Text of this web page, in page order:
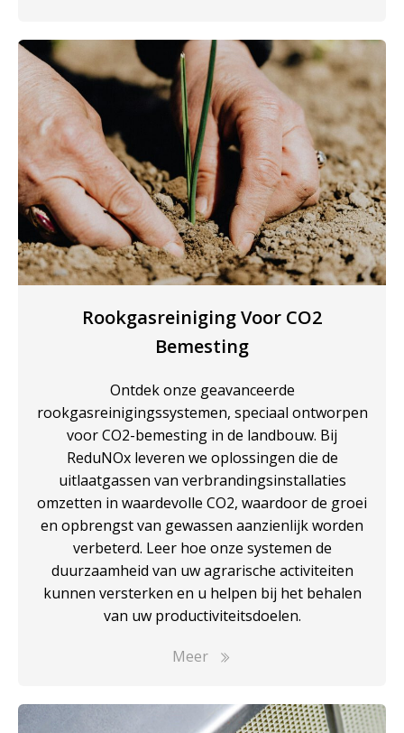
Rookgasreiniging Voor CO2
Bemesting
Ontdek onze geavanceerde
rookgasreinigingssystemen, speciaal ontworpen
voor CO2-bemesting in de landbouw. Bij
ReduNOx leveren we oplossingen die de
uitlaatgassen van verbrandingsinstallaties
omzetten in waardevolle CO2, waardoor de groei
en opbrengst van gewassen aanzienlijk worden
verbeterd. Leer hoe onze systemen de
duurzaamheid van uw agrarische activiteiten
kunnen versterken en u helpen bij het behalen
van uw productiviteitsdoelen.
Meer